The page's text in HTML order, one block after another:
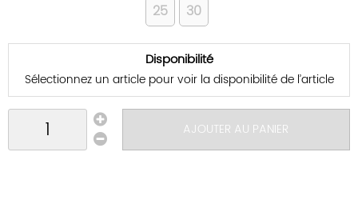
25 30
Disponibilité
Sélectionnez un article pour voir la disponibilité de l’article
AJOUTER AU PANIER